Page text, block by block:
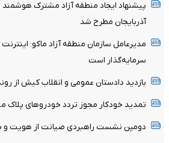
پیشنهاد ایجاد منطقه آزاد مشترک هوشمند
آذربایجان مطرح شد
مدیرعامل سازمان منطقه آزاد ماکو:
سرمایه‌گذار است
بازدید دادستان عمومی و انقلاب کیش از
تمدید خودکار مجوز تردد خودروهای پلاک منطقه
دومین نشست راهبردی صیانت از هویت و